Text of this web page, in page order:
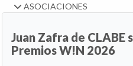
ASOCIACIONES
Juan Zafra de CLABE
Premios W!N 2026